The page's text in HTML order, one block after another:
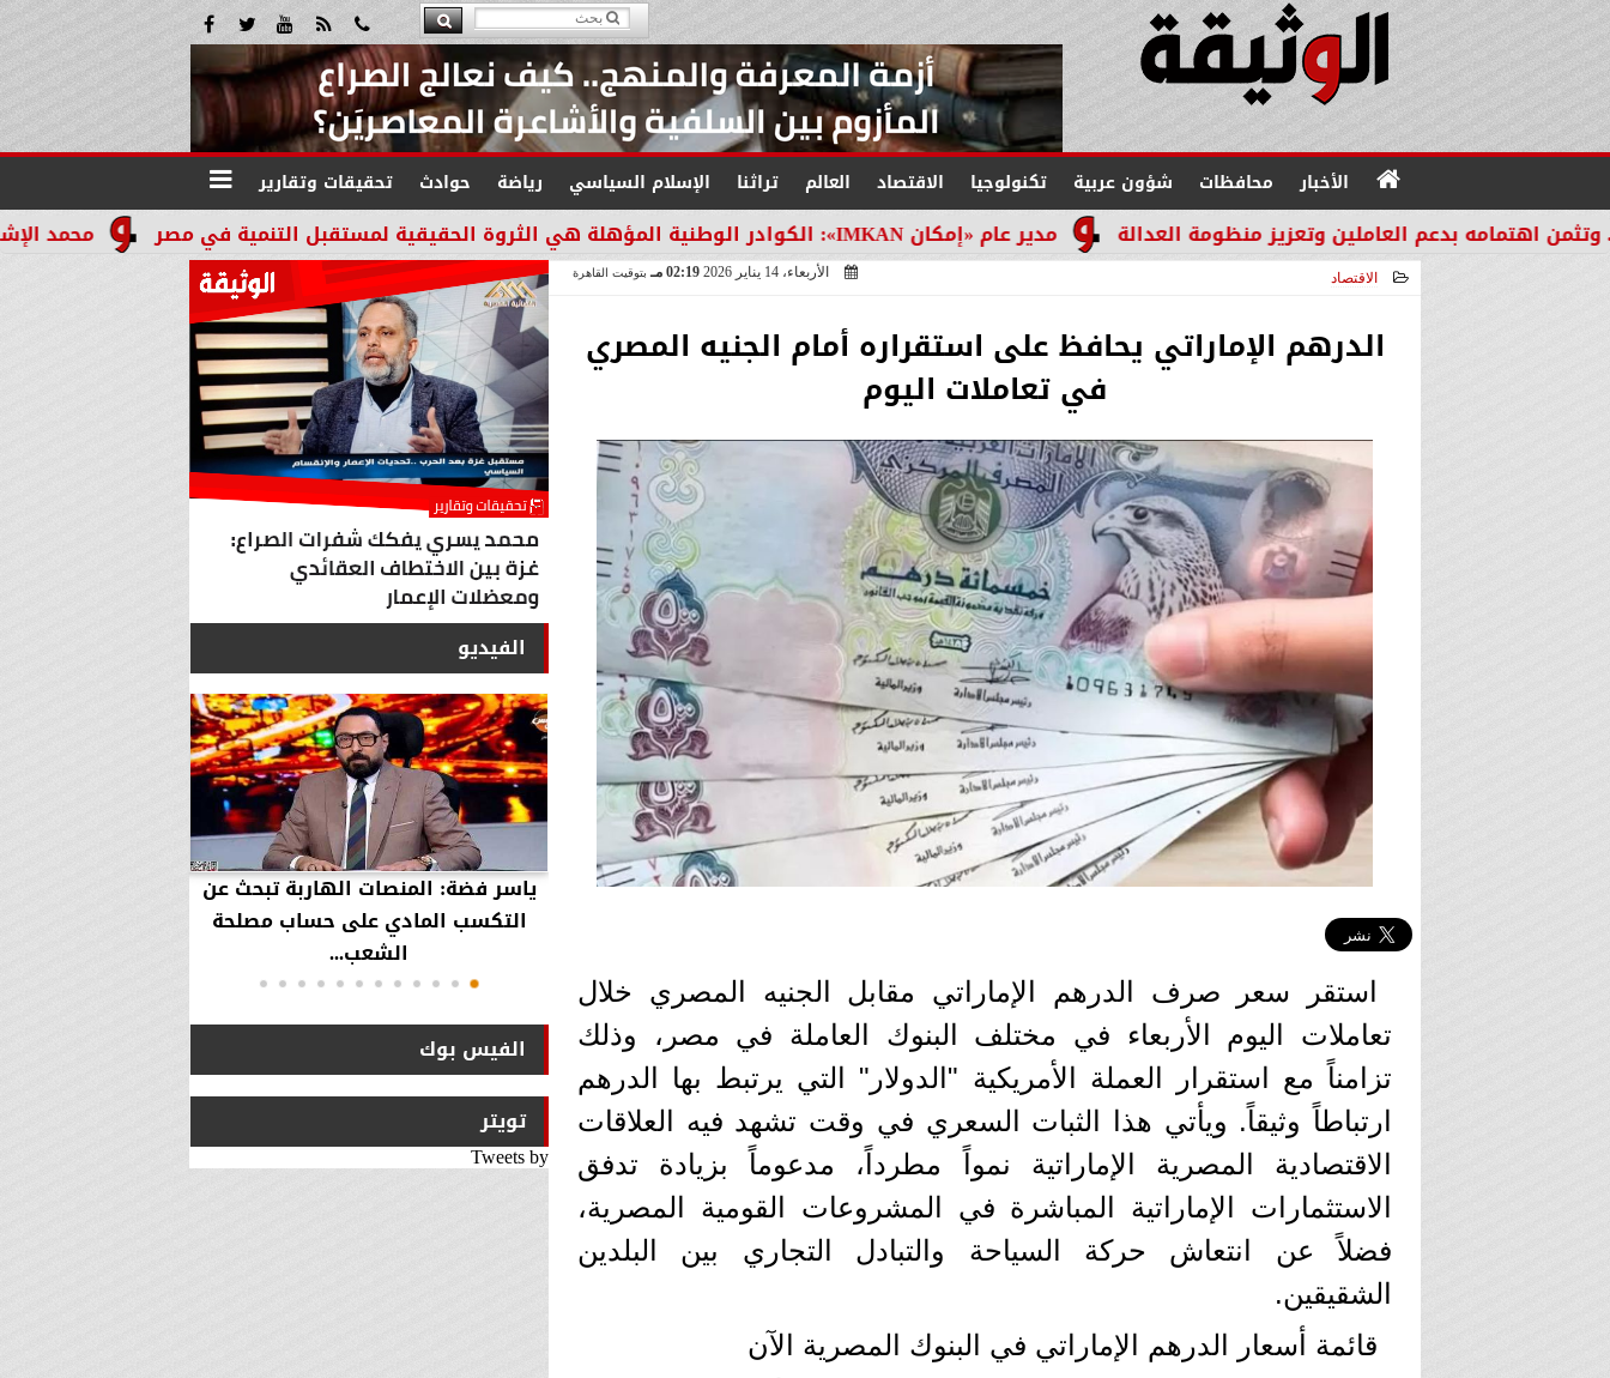
الأخبار محافظات شؤون عربية تكنولوجيا الاقتصاد العالم تراثنا الإسلام السياسي رياضة حوادث تحقيقات وتقارير
محمد الإشعابي: هيبة مدير عام «إمكان IMKAN»: الكوادر الوطنية المؤهلة هي الثروة الحقيقية لمستقبل التنمية في مصر العاملين وتعزيز منظومة العدالة
الاقتصاد الأربعاء، 14 يناير 2026 02:19 مـ بتوقيت القاهرة
الدرهم الإماراتي يحافظ على استقراره أمام الجنيه المصري
في تعاملات اليوم
استقر سعر صرف الدرهم الإماراتي مقابل الجنيه المصري خلال
تعاملات اليوم الأربعاء في مختلف البنوك العاملة في مصر، وذلك
تزامناً مع استقرار العملة الأمريكية "الدولار" التي يرتبط بها الدرهم
ارتباطاً وثيقاً. ويأتي هذا الثبات السعري في وقت تشهد فيه العلاقات
الاقتصادية المصرية الإماراتية نمواً مطرداً، مدعوماً بزيادة تدفق
الاستثمارات الإماراتية المباشرة في المشروعات القومية المصرية،
فضلاً عن انتعاش حركة السياحة والتبادل التجاري بين البلدين
الشقيقين.
​قائمة أسعار الدرهم الإماراتي في البنوك المصرية الآن
الفيديو
أستاذ كيمياء حيوية: غلي اللبن السايب
ياسر فضة: المنصات الهاربة تبحث عن
التكسب المادي على حساب مصلحة
الشعب...
الفيس بوك
تويتر
Tweets by